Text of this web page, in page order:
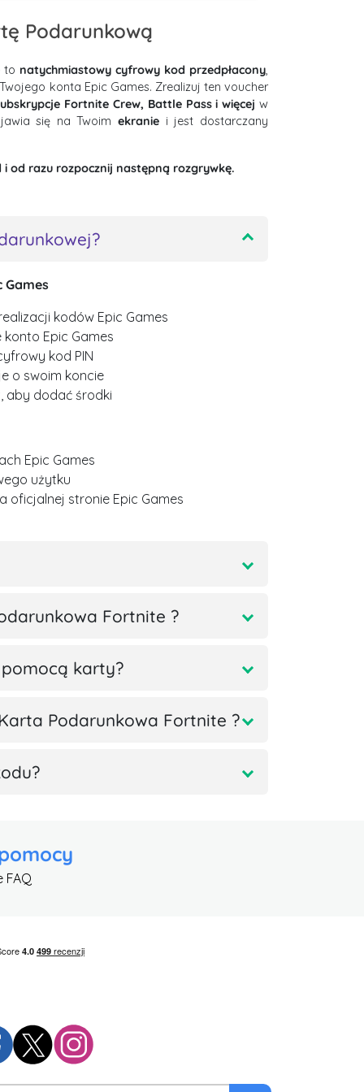
Podarunkową
to natychmiastowy cyfrowy kod przedpłacony,
konta Epic Games. Zrealizuj ten voucher
Fortnite Crew, Battle Pass i więcej w
się na Twoimekranie i jest dostarczany
i od razu rozpocznij następną rozgrywkę.
Games
kodów Epic Games
Epic Games
kod PIN
o swoim koncie
aby dodać środki
Epic Games
użytku
oficjalnej stronie Epic Games
Fortnite ?
karty?
Podarunkowa Fortnite ?
FAQ